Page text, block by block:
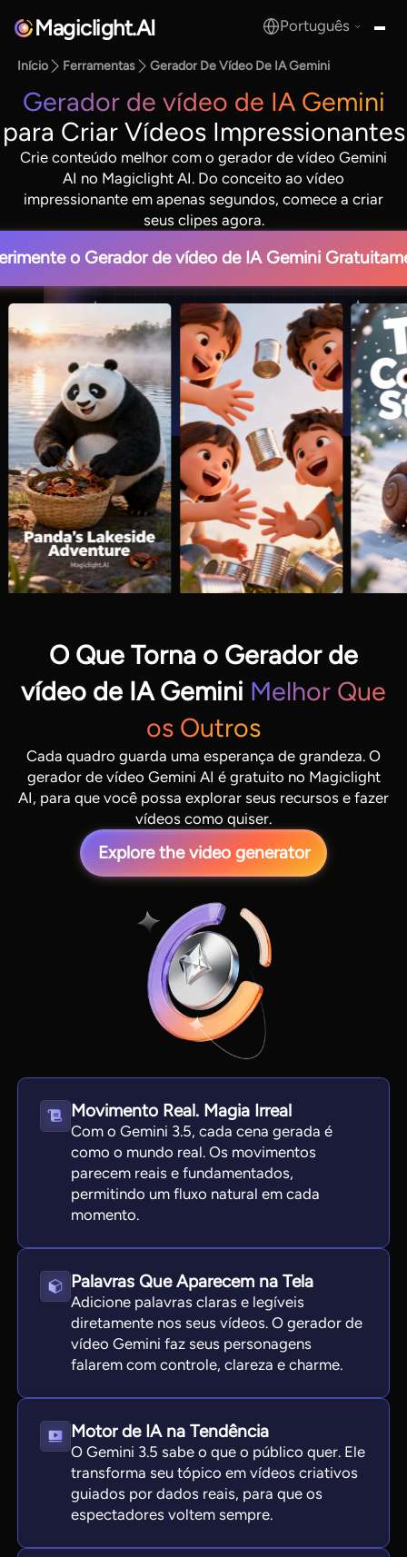
Magiclight.AI Português
Início Ferramentas Gerador De Vídeo De IA Gemini
Gerador de vídeo de IA Gemini
para Criar Vídeos Impressionantes
Crie conteúdo melhor com o gerador de vídeo Gemini
AI no Magiclight AI. Do conceito ao vídeo
impressionante em apenas segundos, comece a criar
seus clipes agora.
o Gerador de vídeo de IA Gemini
O Que Torna o Gerador de
vídeo de IA Gemini Melhor Que
os Outros
Cada quadro guarda uma esperança de grandeza. O
gerador de vídeo Gemini AI é gratuito no Magiclight
AI, para que você possa explorar seus recursos e fazer
vídeos como quiser.
Explore the video generator
Movimento Real. Magia Irreal
Com o Gemini 3.5, cada cena gerada é
como o mundo real. Os movimentos
parecem reais e fundamentados,
permitindo um fluxo natural em cada
momento.
Palavras Que Aparecem na Tela
Adicione palavras claras e legíveis
diretamente nos seus vídeos. O gerador de
vídeo Gemini faz seus personagens
falarem com controle, clareza e charme.
Motor de IA na Tendência
O Gemini 3.5 sabe o que o público quer. Ele
transforma seu tópico em vídeos criativos
guiados por dados reais, para que os
espectadores voltem sempre.